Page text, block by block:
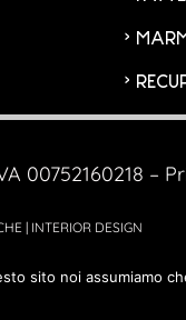
00752160218 –
| INTERIOR DESIGN
sito noi assumiamo